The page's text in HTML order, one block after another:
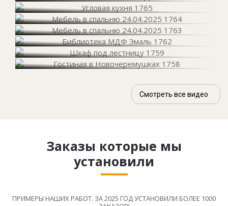
Смотреть все видео
Заказы которые мы
установили
ПРИМЕРЫ НАШИХ РАБОТ. ЗА 2025 ГОД УСТАНОВИЛИ БОЛЕЕ 1000